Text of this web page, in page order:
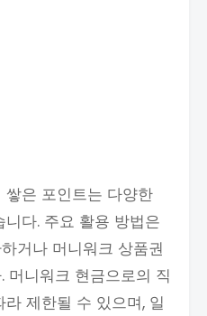
은 포인트는 다양한
다. 주요 활용 방법은
거나 머니워크 상품권
머니워크 현금으로의 직
제한될 수 있으며, 일